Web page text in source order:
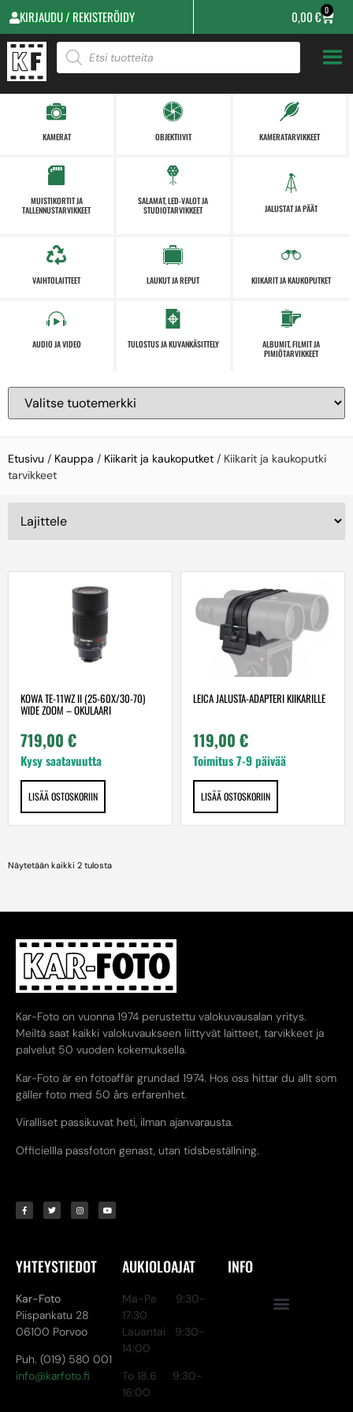
KIRJAUDU / REKISTERÖIDY 0,00€ 0
KAMERAT OBJEKTIIVIT KAMERATARVIKKEET
MUISTIKORTIT JA
TALLENNUSTARVIKKEET
SALAMAT, LED-VALOT JA
STUDIOTARVIKKEET
JALUSTAT JA PÄÄT
VAIHTOLAITTEET LAUKUT JA REPUT KIIKARIT JA KAUKOPUTKET
AUDIO JA VIDEO TULOSTUS JA KUVANKÄSITTELY
ALBUMIT, FILMIT JA
PIMIÖTARVIKKEET
Etusivu / Kauppa / Kiikarit ja kaukoputket / Kiikarit ja kaukoputki
tarvikkeet
KOWA TE-11WZ II (25-60X/30-70)
WIDE ZOOM – OKULAARI
719,00 €
Kysy saatavuutta
LISÄÄ OSTOSKORIIN
LEICA JALUSTA-ADAPTERI KIIKARILLE
119,00 €
Toimitus 7-9 päivää
LISÄÄ OSTOSKORIIN
Näytetään kaikki 2 tulosta
Kar-Foto on vuonna 1974 perustettu valokuvausalan yritys.
Meiltä saat kaikki valokuvaukseen liittyvät laitteet, tarvikkeet ja
palvelut 50 vuoden kokemuksella.
Kar-Foto är en fotoaffär grundad 1974. Hos oss hittar du allt som
gäller foto med 50 års erfarenhet.
Viralliset passikuvat heti, ilman ajanvarausta.
Officiellla passfoton genast, utan tidsbeställning.
YHTEYSTIEDOT
Kar-Foto
Piispankatu 28
06100 Porvoo
Puh. (019) 580 001
info@karfoto.fi
AUKIOLOAJAT
Ma-Pe 9:30-
17:30
Lauantai 9:30-
14:00
To 18.6 9:30-
16:00
INFO